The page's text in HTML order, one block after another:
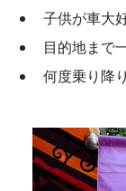
子供が車大
目的地まで
何度乗り降